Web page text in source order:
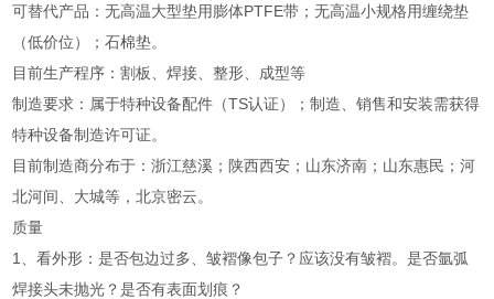
可替代产品：无高温大型垫用膨体PTFE带；无高温小规格用缠绕垫
（低价位）；石棉垫。
目前生产程序：割板、焊接、整形、成型等
制造要求：属于特种设备配件（TS认证）；制造、销售和安装需获得
特种设备制造许可证。
目前制造商分布于：浙江慈溪；陕西西安；山东济南；山东惠民；河
北河间、大城等，北京密云。
质量
1、看外形：是否包边过多、皱褶像包子？应该没有皱褶。是否氩弧
焊接头未抛光？是否有表面划痕？